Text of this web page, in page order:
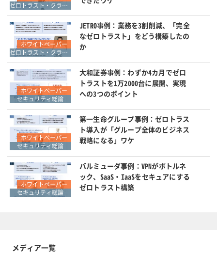
ゼロトラスト・クラウドセキュリティ・SASE
ホワイトペーパー
ゼロトラスト・クラウドセキュリティ・SASE
JETRO事例：業務を3割削減、「完全
なゼロトラスト」をどう構築したの
か
ホワイトペーパー
セキュリティ総論
大和証券事例：わずか4カ月でゼロ
トラストを1万2000台に展開、実現
への3つのポイント
ホワイトペーパー
セキュリティ総論
第一生命グループ事例：ゼロトラス
ト導入が「グループ全体のビジネス
戦略になる」ワケ
ホワイトペーパー
セキュリティ総論
バルミューダ事例：VPNがボトルネ
ック、SaaS・IaaSをセキュアにする
ゼロトラスト構築
メディア一覧